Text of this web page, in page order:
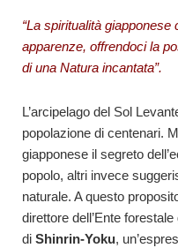
“La spiritualità
apparenze, offrendoci la
di una Natura incantata”.
L’arcipelago del Sol
popolazione di centenari.
giapponese il segreto
popolo, altri invece
naturale. A questo
direttore dell’Ente
di Shinrin-Yoku,